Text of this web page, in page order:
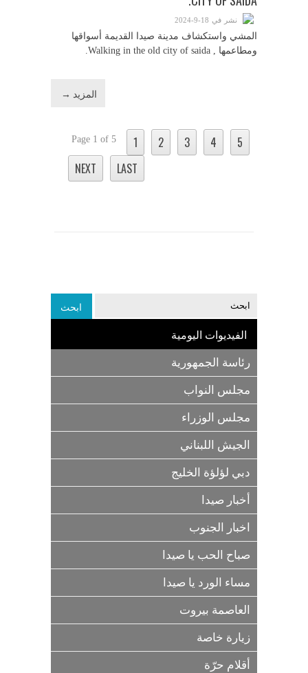
نشر في 18-9-2024
المشي واستكشاف مدينة صيدا القديمة أسواقها
ومطاعمها , Walking in the old city of saida.
المزيد →
Page 1 of 5 1 2 3 4
5
NEXT
LAST
الفيديوات اليومية
رئاسة الجمهورية
مجلس النواب
مجلس الوزراء
الجيش اللبناني
دبي لؤلؤة الخليج
أخبار صيدا
اخبار الجنوب
صباح الحب يا صيدا
مساء الورد يا صيدا
العاصمة بيروت
زيارة خاصة
أقلام حرّة